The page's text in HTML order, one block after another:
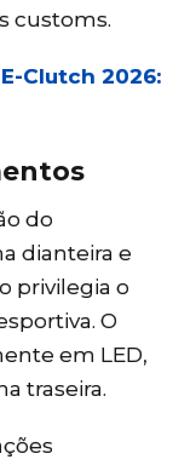
customs.
Clutch 2026:
do
dianteira e
privilegia o
O
em LED,
traseira.